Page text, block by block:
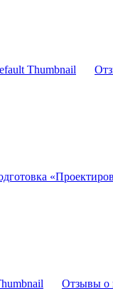
Отзывы о